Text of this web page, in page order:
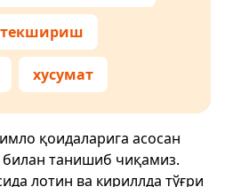
текшириш
хусумат
қоидаларига асосан
танишиб чиқамиз.
лотин ва кириллда тўғри